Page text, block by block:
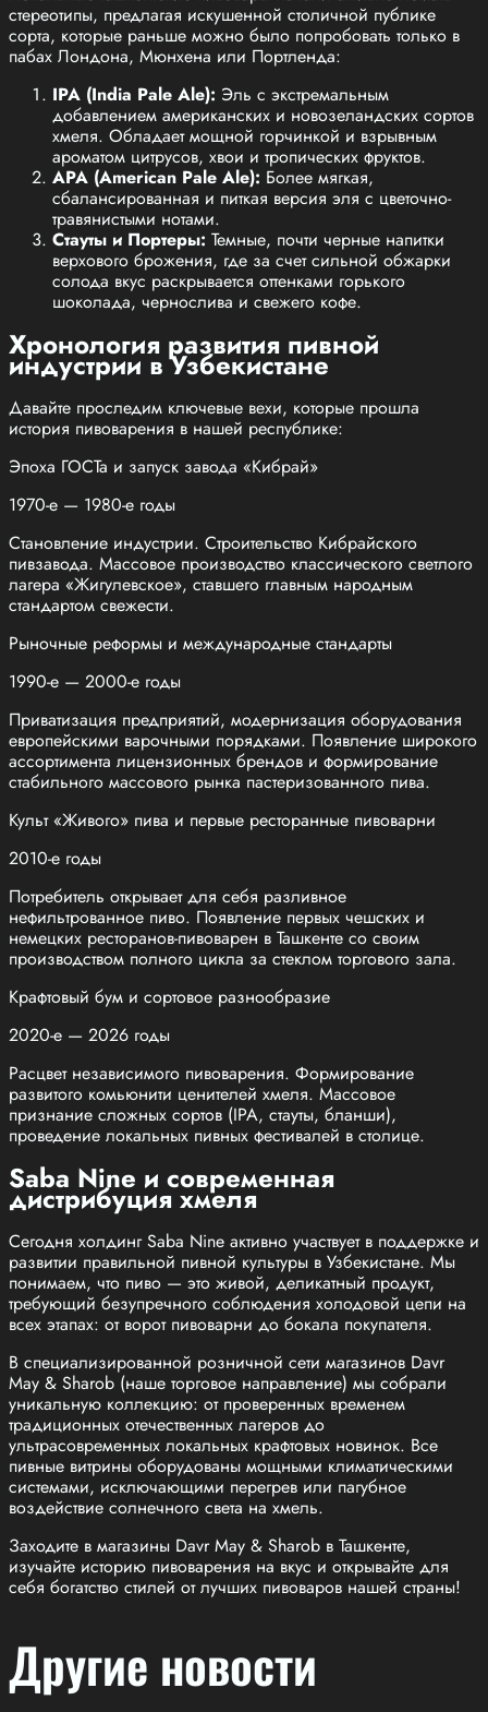
стереотипы, предлагая искушенной столичной публике
сорта, которые раньше можно было попробовать только в
пабах Лондона, Мюнхена или Портленда:
IPA (India Pale Ale): Эль с экстремальным
добавлением американских и новозеландских сортов
хмеля. Обладает мощной горчинкой и взрывным
ароматом цитрусов, хвои и тропических фруктов.
APA (American Pale Ale): Более мягкая,
сбалансированная и питкая версия эля с цветочно-
травянистыми нотами.
Стауты и Портеры: Темные, почти черные напитки
верхового брожения, где за счет сильной обжарки
солода вкус раскрывается оттенками горького
шоколада, чернослива и свежего кофе.
Хронология развития пивной
индустрии в Узбекистане
Давайте проследим ключевые вехи, которые прошла
история пивоварения в нашей республике:
Эпоха ГОСТа и запуск завода «Кибрай»
1970-е — 1980-е годы
Становление индустрии. Строительство Кибрайского
пивзавода. Массовое производство классического светлого
лагера «Жигулевское», ставшего главным народным
стандартом свежести.
Рыночные реформы и международные стандарты
1990-е — 2000-е годы
Приватизация предприятий, модернизация оборудования
европейскими варочными порядками. Появление широкого
ассортимента лицензионных брендов и формирование
стабильного массового рынка пастеризованного пива.
Культ «Живого» пива и первые ресторанные пивоварни
2010-е годы
Потребитель открывает для себя разливное
нефильтрованное пиво. Появление первых чешских и
немецких ресторанов-пивоварен в Ташкенте со своим
производством полного цикла за стеклом торгового зала.
Крафтовый бум и сортовое разнообразие
2020-е — 2026 годы
Расцвет независимого пивоварения. Формирование
развитого комьюнити ценителей хмеля. Массовое
признание сложных сортов (IPA, стауты, бланши),
проведение локальных пивных фестивалей в столице.
Saba Nine и современная
дистрибуция хмеля
Сегодня холдинг Saba Nine активно участвует в поддержке и
развитии правильной пивной культуры в Узбекистане. Мы
понимаем, что пиво — это живой, деликатный продукт,
требующий безупречного соблюдения холодовой цепи на
всех этапах: от ворот пивоварни до бокала покупателя.
В специализированной розничной сети магазинов Davr
May & Sharob (наше торговое направление) мы собрали
уникальную коллекцию: от проверенных временем
традиционных отечественных лагеров до
ультрасовременных локальных крафтовых новинок. Все
пивные витрины оборудованы мощными климатическими
системами, исключающими перегрев или пагубное
воздействие солнечного света на хмель.
Заходите в магазины Davr May & Sharob в Ташкенте,
изучайте историю пивоварения на вкус и открывайте для
себя богатство стилей от лучших пивоваров нашей страны!
Другие новости